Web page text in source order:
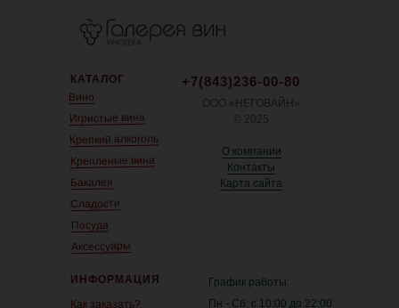
КАТАЛОГ
Вино
Игристые вина
Крепкий алкоголь
Крепленые вина
Бакалея
Сладости
Посуда
Аксессуары
ИНФОРМАЦИЯ
Как заказать?
График работы:
Пн - Сб: с 10:00 до 22:00
ООО «НЕГОВАЙН»
© 2025
О компании
Контакты
Карта сайта
+7(843)236-00-80